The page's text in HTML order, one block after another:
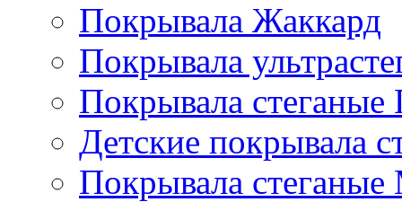
Покрывала Жаккард
Покрывала
Покрывала стеганые
Детские покрывала
Покрывала